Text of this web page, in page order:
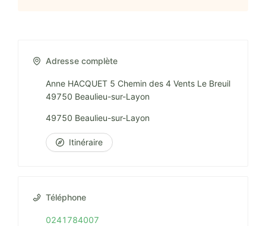
Adresse complète
Anne HACQUET 5 Chemin des 4 Vents Le Breuil
49750 Beaulieu-sur-Layon
49750 Beaulieu-sur-Layon
Itinéraire
Téléphone
0241784007